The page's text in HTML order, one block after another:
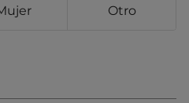
Otro